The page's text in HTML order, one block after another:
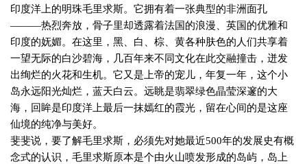
印度洋上的明珠毛里求斯。它拥有着一张典型的非洲面孔
———热烈奔放，骨子里却透露着法国的浪漫、英国的优雅和
印度的妩媚。在这里，黑、白、棕、黄各种肤色的人们共享着
一望无际的白沙碧海，几百年来不同文化在此交融撞击，迸发
出绚烂的火花和生机。它又是上帝的宠儿，年复一年，这个小
岛永远阳光灿烂，蓝天白云。远眺是翡翠绿色晶莹深邃的大
海，回眸是印度洋上最后一抹嫣红的霞光，留在心间的是这座
仙境的纯净与美好。
斐斐说，要了解毛里求斯，必须先对她最近500年的发展史有概
念式的认识，毛里求斯原本是个由火山喷发形成的岛屿，岛上